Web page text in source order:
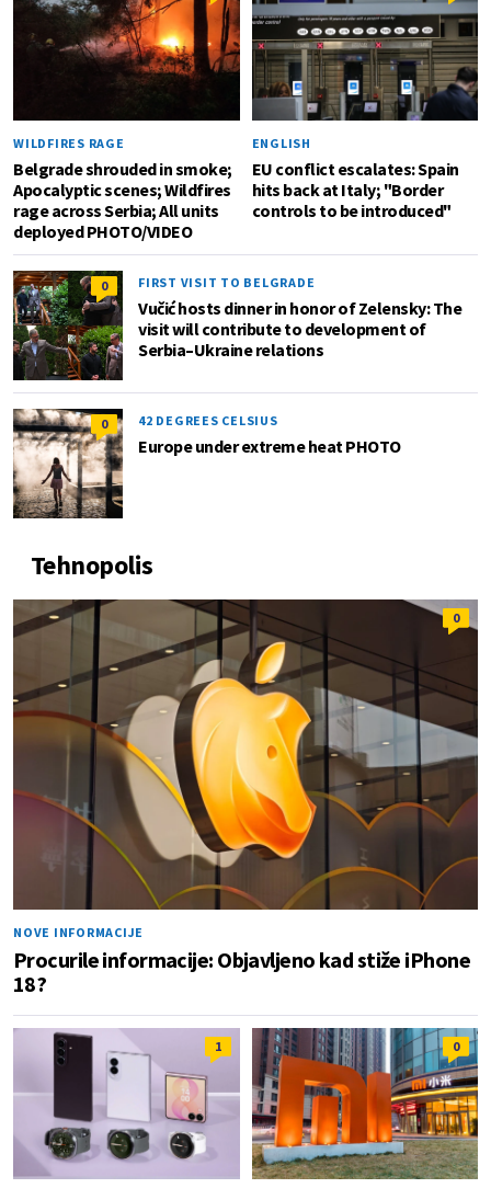
WILDFIRES RAGE
Belgrade shrouded in smoke;
Apocalyptic scenes; Wildfires
rage across Serbia; All units
deployed PHOTO/VIDEO
ENGLISH
EU conflict escalates: Spain
hits back at Italy; "Border
controls to be introduced"
0 FIRST VISIT TO BELGRADE
Vučić hosts dinner in honor of Zelensky: The
visit will contribute to development of
Serbia–Ukraine relations
0 42 DEGREES CELSIUS
Europe under extreme heat PHOTO
Tehnopolis
0
NOVE INFORMACIJE
Procurile informacije: Objavljeno kad stiže iPhone
18?
1 0